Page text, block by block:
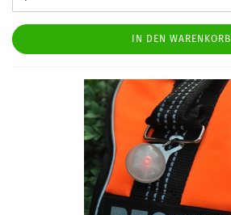
IN DEN WARENKORB